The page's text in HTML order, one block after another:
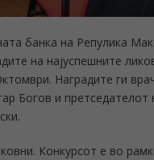
банка на Репулика
на најуспешните
Наградите ги
Богов и претседателот
Конкурсот е во